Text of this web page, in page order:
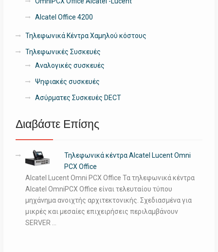
Alcatel Office 4200
Τηλεφωνικά Κέντρα Χαμηλού κόστους
Τηλεφωνικές Συσκευές
Αναλογικές συσκευές
Ψηφιακές συσκευές
Ασύρματες Συσκευές DECT
Διαβάστε Επίσης
Τηλεφωνικά κέντρα Alcatel Lucent Omni
PCX Office
Alcatel Lucent Omni PCX Office Τα τηλεφωνικά κέντρα
Alcatel OmniPCX Office είναι τελευταίου τύπου
μηχάνημα ανοιχτής αρχιτεκτονικής. Σχεδιασμένα για
μικρές και μεσαίες επιχειρήσεις περιλαμβάνουν
SERVER …